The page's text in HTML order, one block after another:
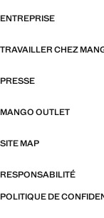
ENTREPRISE
TRAVAILLER CHEZ
PRESSE
MANGO OUTLET
SITE MAP
RESPONSABILITÉ
POLITIQUE DE